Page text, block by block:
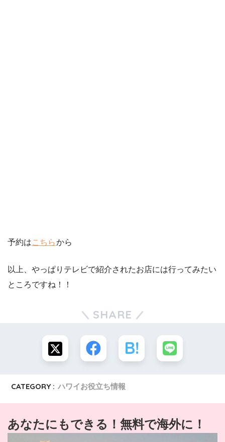
予約はこちらから
以上、やっぱりテレビで紹介されたお店には行ってみたい
ところですね！！
SHARE
CATEGORY : ハワイお役立ち情報
あなたにもできる！無料で海外に！